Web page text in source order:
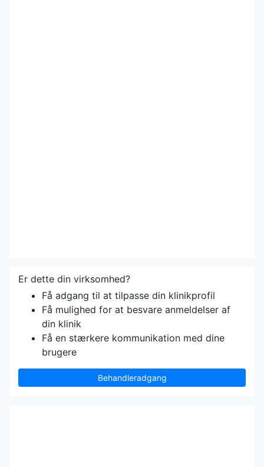
Er dette din virksomhed?
Få adgang til at tilpasse din klinikprofil
Få mulighed for at besvare anmeldelser af
din klinik
Få en stærkere kommunikation med dine
brugere
Behandleradgang